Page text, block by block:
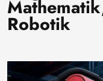
Robotik
Bild